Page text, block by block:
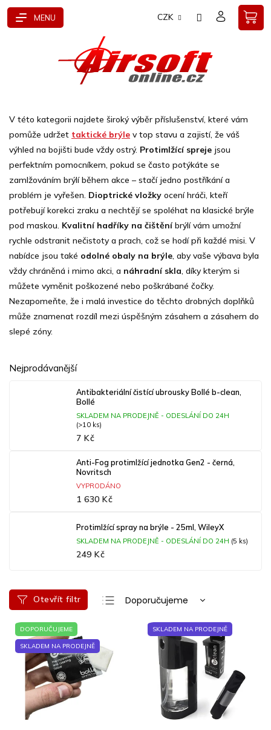
Přejít
CZK
V této kategorii najdete široký výběr příslušenství, které vám
pomůže udržet taktické brýle v top stavu a zajistí, že váš
výhled na bojišti bude vždy ostrý. Protimlžící spreje jsou
perfektním pomocníkem, pokud se často potýkáte se
zamlžováním brýlí během akce – stačí jedno postříkání a
problém je vyřešen. Dioptrické vložky ocení hráči, kteří
potřebují korekci zraku a nechtějí se spoléhat na klasické brýle
pod maskou. Kvalitní hadříky na čištěníbrýlí vám umožní
rychle odstranit nečistoty a prach, což se hodí při každé misi. V
nabídce jsou také odolné obaly na brýle, aby vaše výbava byla
vždy chráněná i mimo akci, a náhradní skla, díky kterým si
můžete vyměnit poškozené nebo poškrábané čočky.
Nezapomeňte, že i malá investice do těchto drobných doplňků
může znamenat rozdíl mezi úspěšným zásahem a zásahem do
slepé zóny.
Nejprodávanější
Antibakteriální čistící ubrousky Bollé b-clean,
Bollé
SKLADEM NA PRODEJNĚ - ODESLÁNÍ DO 24H
(>10 ks)
7 Kč
Anti-Fog protimlžící jednotka Gen2 - černá,
Novritsch
VYPRODÁNO
1 630 Kč
Protimlžící spray na brýle - 25ml, WileyX
SKLADEM NA PRODEJNĚ - ODESLÁNÍ DO 24H (5 ks)
249 Kč
Ř
a
e
n
í
p
Doporučujeme
Nejlevnější
Nejdražší
Nejprodávanější
Abecedně
Otevřít filtr
V
p
DOPORUČUJEME
SKLADEM NA PRODEJNĚ
SKLADEM NA PRODEJNĚ